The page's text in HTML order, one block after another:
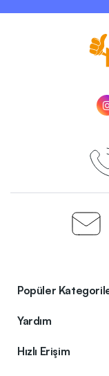
Popüler
Yardım
Hızlı Erişim